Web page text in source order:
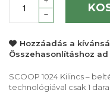
Hozzáadás a
Összehasonlításhoz ad
SCOOP 1024 Kilincs –
technológiával csak 1